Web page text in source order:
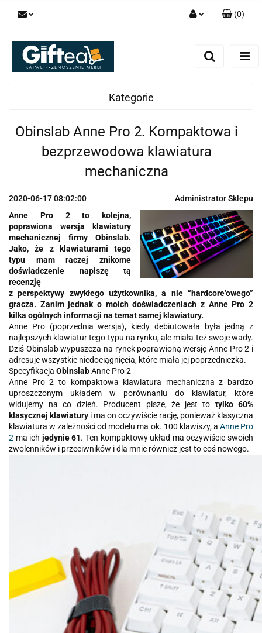
(0)
Kategorie
Obinslab Anne Pro 2. Kompaktowa i
bezprzewodowa klawiatura
mechaniczna
2020-06-17 08:02:00
Administrator Sklepu
Anne Pro 2 to kolejna,
poprawiona wersja klawiatury
mechanicznej firmy Obinslab.
Jako, że z klawiaturami tego
typu mam raczej znikome
doświadczenie napiszę tą
recenzję
z perspektywy zwykłego użytkownika, a nie “hardcore’owego”
gracza. Zanim jednak o moich doświadczeniach z Anne Pro 2
kilka ogólnych informacji na temat samej klawiatury.
Anne Pro (poprzednia wersja), kiedy debiutowała była jedną z
najlepszych klawiatur tego typu na rynku, ale miała też swoje wady.
Dziś Obinslab wypuszcza na rynek poprawioną wersję Anne Pro 2 i
adresuje wszystkie niedociągnięcia, które miała jej poprzedniczka.
Specyfikacja ObinslabAnne Pro 2
Anne Pro 2 to kompaktowa klawiatura mechaniczna z bardzo
uproszczonym układem w porównaniu do klawiatur, które
widujemy na co dzień. Producent pisze, że jest to tylko 60%
klasycznej klawiatury i ma on oczywiście rację, ponieważ klasyczna
klawiatura w zależności od modelu ma ok. 100 klawiszy, a Anne Pro
2 ma ich jedynie 61. Ten kompaktowy układ ma oczywiście swoich
zwolenników i przeciwników i dla mnie również jest to coś nowego.